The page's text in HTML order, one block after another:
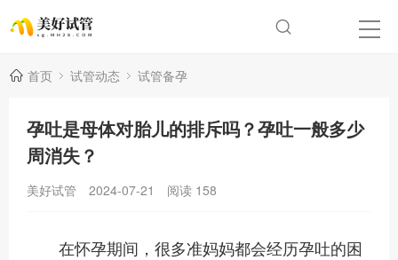
首页 试管动态 试管备孕
孕吐是母体对胎儿的排斥吗？孕吐一般多少
周消失？
美好试管 2024-07-21 阅读 158
在怀孕期间，很多准妈妈都会经历孕吐的困